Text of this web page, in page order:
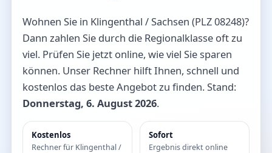
Wohnen Sie in Klingenthal / Sachsen (PLZ 08248)?
Dann zahlen Sie durch die Regionalklasse oft zu
viel. Prüfen Sie jetzt online, wie viel Sie sparen
können. Unser Rechner hilft Ihnen, schnell und
kostenlos das beste Angebot zu finden. Stand:
Donnerstag, 6. August 2026.
Kostenlos
Rechner für Klingenthal /
Sofort
Ergebnis direkt online